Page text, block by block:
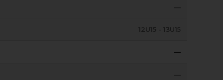
—
12U15 - 13U15
—
—